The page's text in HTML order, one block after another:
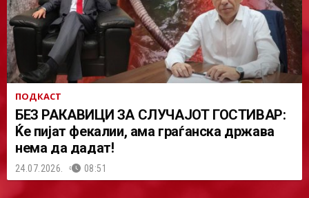
ПОДКАСТ
БЕЗ РАКАВИЦИ ЗА СЛУЧАЈОТ ГОСТИВАР:
Ќе пијат фекалии, ама граѓанска држава
нема да дадат!
24.07.2026. 08:51